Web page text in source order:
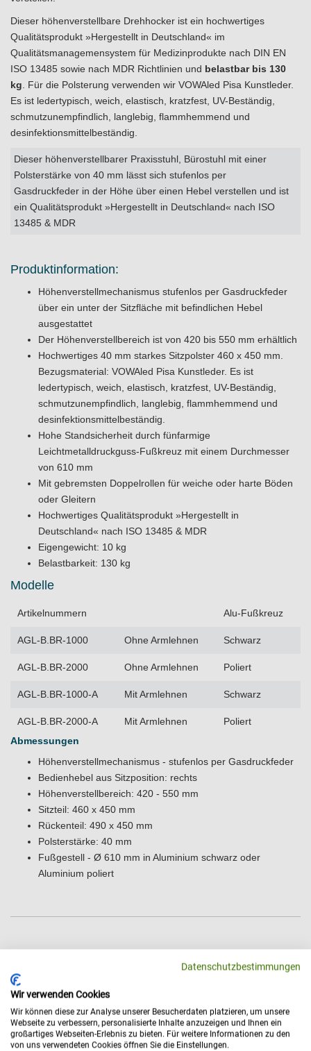
Dieser höhenverstellbare Drehhocker ist ein hochwertiges
Qualitätsprodukt »Hergestellt in Deutschland« im
Qualitätsmanagemensystem für Medizinprodukte nach DIN EN
ISO 13485 sowie nach MDR Richtlinien und belastbar bis 130
kg . Für die Polsterung verwenden wir VOWAled Pisa Kunstleder.
Es ist ledertypisch, weich, elastisch, kratzfest, UV-Beständig,
schmutzunempfindlich, langlebig, flammhemmend und
desinfektionsmittelbeständig.
Dieser höhenverstellbarer Praxisstuhl, Bürostuhl mit einer
Polsterstärke von 40 mm lässt sich stufenlos per
Gasdruckfeder in der Höhe über einen Hebel verstellen und ist
ein Qualitätsprodukt »Hergestellt in Deutschland« nach ISO
13485 & MDR
Produktinformation:
Höhenverstellmechanismus stufenlos per Gasdruckfeder
über ein unter der Sitzfläche mit befindlichen Hebel
ausgestattet
Der Höhenverstellbereich ist von 420 bis 550 mm erhältlich
Hochwertiges 40 mm starkes Sitzpolster 460 x 450 mm.
Bezugsmaterial: VOWAled Pisa Kunstleder. Es ist
ledertypisch, weich, elastisch, kratzfest, UV-Beständig,
schmutzunempfindlich, langlebig, flammhemmend und
desinfektionsmittelbeständig.
Hohe Standsicherheit durch fünfarmige
Leichtmetalldruckguss-Fußkreuz mit einem Durchmesser
von 610 mm
Mit gebremsten Doppelrollen für weiche oder harte Böden
oder Gleitern
Hochwertiges Qualitätsprodukt »Hergestellt in
Deutschland« nach ISO 13485 & MDR
Eigengewicht: 10 kg
Belastbarkeit: 130 kg
Modelle
Artikelnummern Alu-Fußkreuz
AGL-B.BR-1000 Ohne Armlehnen Schwarz
AGL-B.BR-2000 Ohne Armlehnen Poliert
AGL-B.BR-1000-A Mit Armlehnen Schwarz
AGL-B.BR-2000-A Mit Armlehnen
Poliert
Abmessungen
Höhenverstellmechanismus - stufenlos per Gasdruckfeder
Bedienhebel aus Sitzposition: rechts
Höhenverstellbereich: 420 - 550 mm
Sitzteil: 460 x 450 mm
Rückenteil: 490 x 450 mm
Polsterstärke: 40 mm
Fußgestell - Ø 610 mm in Aluminium schwarz oder
Aluminium poliert
Abmessungen
Höhe [cm]: 42-55
Allgemein
Datenschutzbestimmungen
Wir verwenden Cookies
Wir können diese zur Analyse unserer Besucherdaten platzieren, um unsere
Webseite zu verbessern, personalisierte Inhalte anzuzeigen und Ihnen ein
großartiges Webseiten-Erlebnis zu bieten. Für weitere Informationen zu den
von uns verwendeten Cookies öffnen Sie die Einstellungen.